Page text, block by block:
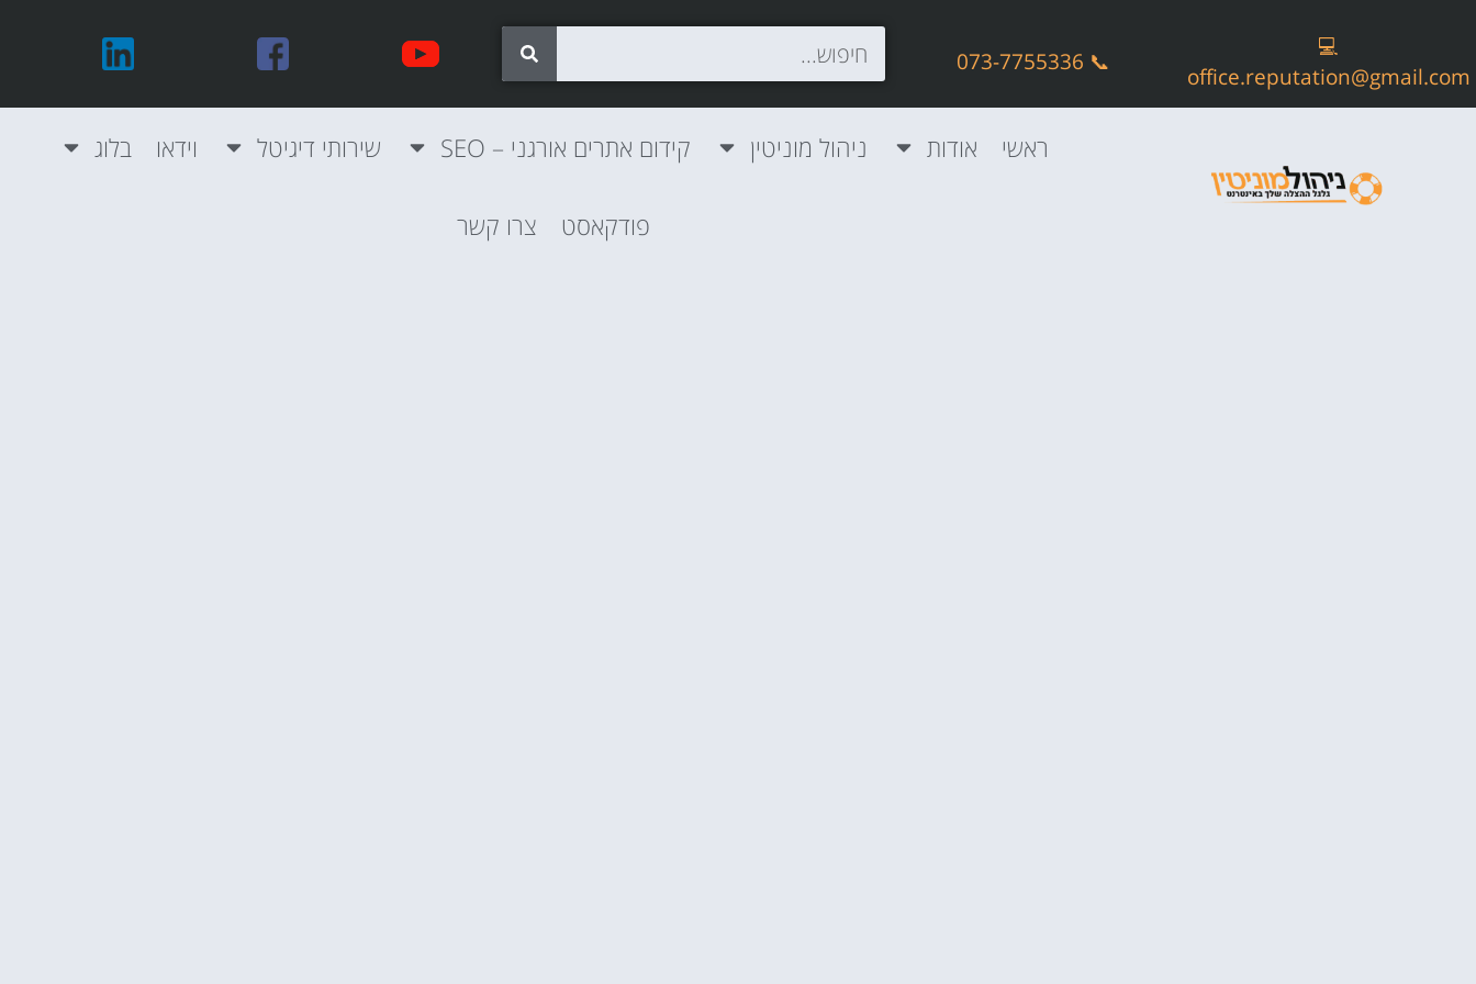
💻
office.reputation@gmail.com
📞 073-7755336
ראשי אודות ניהול מוניטין קידום אתרים אורגני – SEO שירותי דיגיטל וידאו בלוג
פודקאסט צרו קשר